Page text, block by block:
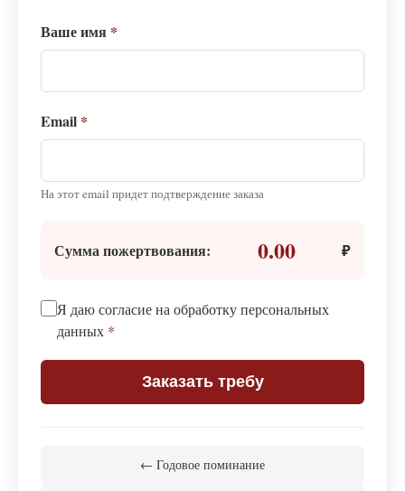
Ваше имя *
Email *
На этот email придет подтверждение заказа
Сумма пожертвования: 0.00 ₽
Я даю согласие на обработку персональных
данных *
Заказать требу
← Годовое поминание